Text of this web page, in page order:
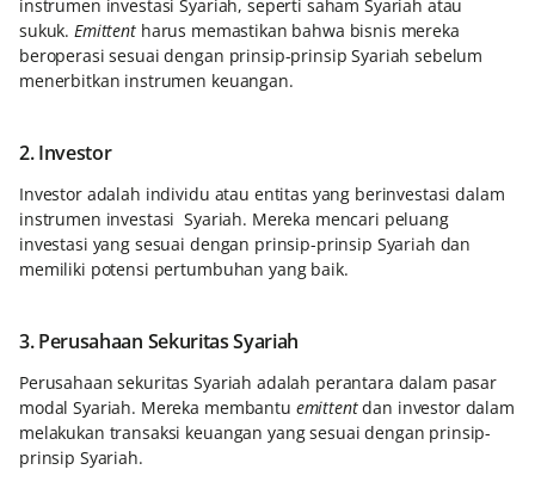
instrumen investasi Syariah, seperti saham Syariah atau
sukuk. Emittentharus memastikan bahwa bisnis mereka
beroperasi sesuai dengan prinsip-prinsip Syariah sebelum
menerbitkan instrumen keuangan.
2. Investor
Investor adalah individu atau entitas yang berinvestasi dalam
instrumen investasi Syariah. Mereka mencari peluang
investasi yang sesuai dengan prinsip-prinsip Syariah dan
memiliki potensi pertumbuhan yang baik.
3. Perusahaan Sekuritas Syariah
Perusahaan sekuritas Syariah adalah perantara dalam pasar
modal Syariah. Mereka membantu emittentdan investor dalam
melakukan transaksi keuangan yang sesuai dengan prinsip-
prinsip Syariah.